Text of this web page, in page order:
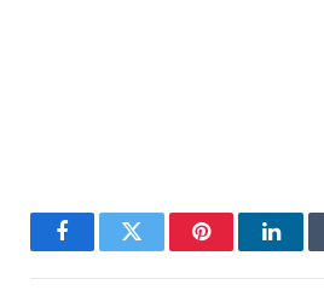
FacebookTwitter Pinterest